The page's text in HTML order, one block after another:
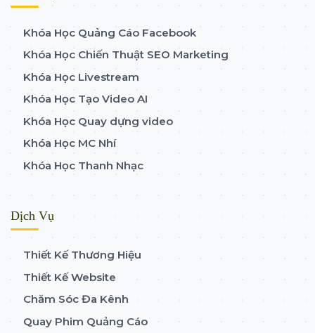
Khóa Học Quảng Cáo Facebook
Khóa Học Chiến Thuật SEO Marketing
Khóa Học Livestream
Khóa Học Tạo Video AI
Khóa Học Quay dựng video
Khóa Học MC Nhí
Khóa Học Thanh Nhạc
Dịch Vụ
Thiết Kế Thương Hiệu
Thiết Kế Website
Chăm Sóc Đa Kênh
Quay Phim Quảng Cáo